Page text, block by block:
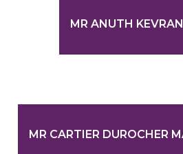
MR ANUTH KEVRAN
MR CARTIER DUROCHER